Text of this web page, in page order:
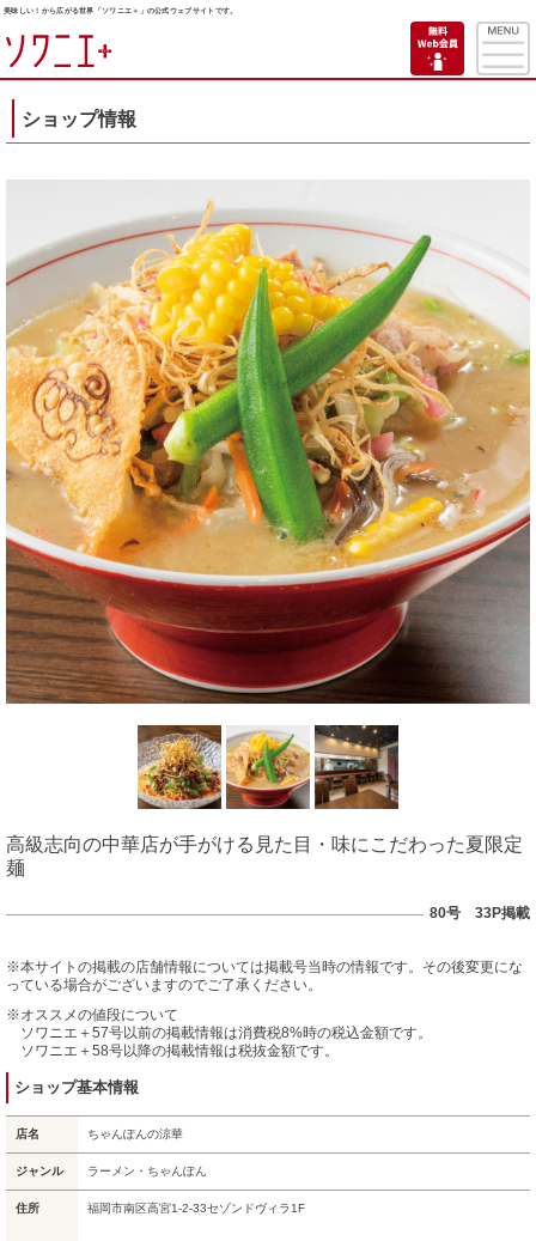
美味しい！から広がる世界「ソワニエ＋」の公式ウェブサイトです。
ショップ情報
高級志向の中華店が手がける見た目・味にこだわった夏限定
麺
80号 33P掲載
※本サイトの掲載の店舗情報については掲載号当時の情報です。その後変更にな
っている場合がございますのでご了承ください。
※オススメの値段について
ソワニエ＋57号以前の掲載情報は消費税8%時の税込金額です。
ソワニエ＋58号以降の掲載情報は税抜金額です。
ショップ基本情報
店名 ちゃんぽんの涼華
ジャンル ラーメン・ちゃんぽん
住所 福岡市南区高宮1-2-33セゾンドヴィラ1F